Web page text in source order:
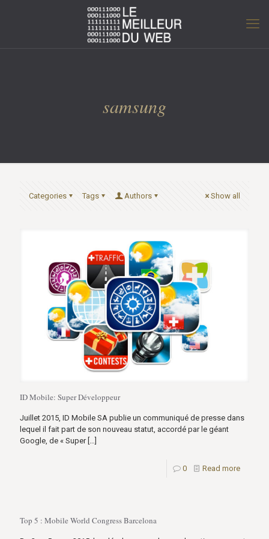
samsung
Categories Tags Authors Show all
ID Mobile: Super Développeur
Juillet 2015, ID Mobile SA publie un communiqué de presse dans
lequel il fait part de son nouveau statut, accordé par le géant
Google, de « Super[…]
0 Read more
Top 5 : Mobile World Congress Barcelona